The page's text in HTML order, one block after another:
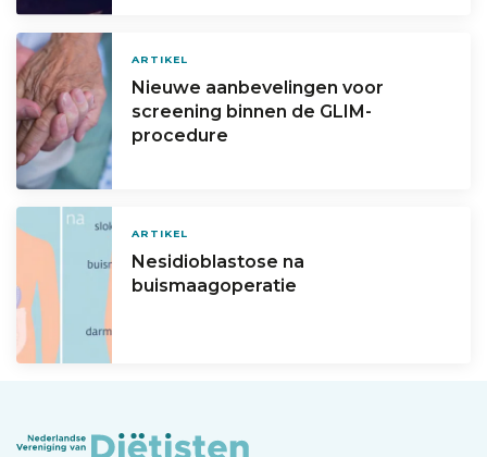
ARTIKEL
Nieuwe aanbevelingen voor
screening binnen de GLIM-
procedure
ARTIKEL
Nesidioblastose na
buismaagoperatie